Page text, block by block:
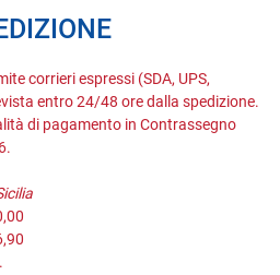
corrieri espressi (SDA, UPS,
entro 24/48 ore dalla spedizione.
di pagamento in Contrassegno